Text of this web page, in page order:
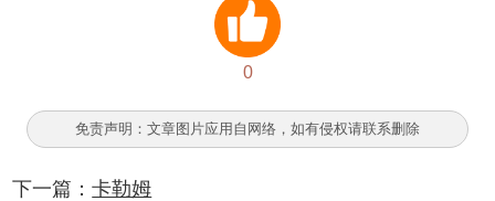
0
免责声明：文章图片应用自网络，如有侵权请联系删除
下一篇：卡勒姆